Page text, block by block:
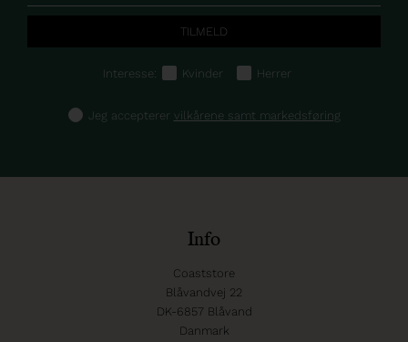
Interesse: Kvinder Herrer
Jeg accepterer vilkårene samt markedsføring
Info
Coaststore
Blåvandvej 22
DK-6857 Blåvand
Danmark